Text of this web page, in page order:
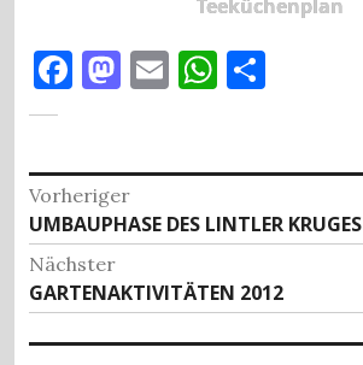
Teeküchenplan
F
e
b
o
o
k
M
d
o
n
E
l
W
s
A
p
p
n
Beitragsnavigation
Vorheriger
Vorheriger
Beitrag:
UMBAUPHASE DES LINTLER KRUGES
Nächster
Nächster
Beitrag:
GARTENAKTIVITÄTEN 2012